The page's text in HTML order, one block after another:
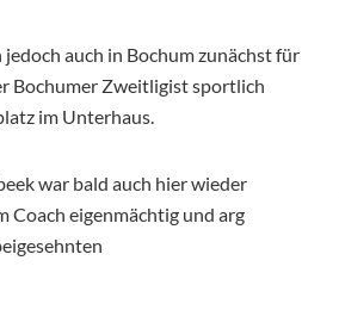
auch in Bochum zunächst für
Bochumer Zweitligist sportlich
im Unterhaus.
war bald auch hier wieder
Coach eigenmächtig und arg